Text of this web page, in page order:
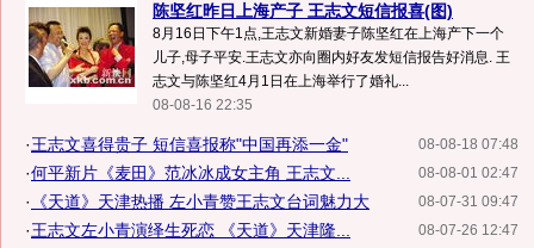
陈坚红昨日上海产子 王志文短信报喜(图)
8月16日下午1点,王志文新婚妻子陈坚红在上海产下一个
儿子,母子平安.王志文亦向圈内好友发短信报告好消息. 王
志文与陈坚红4月1日在上海举行了婚礼...
08-08-16 22:35
08-08-18 07:48
·王志文喜得贵子 短信喜报称"中国再添一金"
08-08-01 02:47
·何平新片《麦田》范冰冰成女主角 王志文...
08-07-31 09:47
· 《天道》天津热播 左小青赞王志文台词魅力大
08-07-26 12:47
·王志文左小青演绎生死恋 《天道》天津隆...